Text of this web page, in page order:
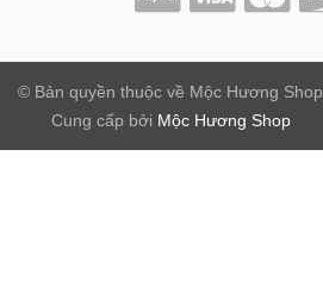
© Bản quyền thuộc về Mộc Hương Shop
Cung cấp bởi Mộc Hương Shop